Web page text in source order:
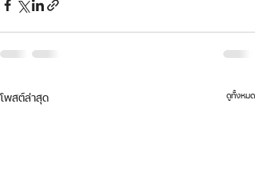
โพสต์ล่าสุด ดูทั้งหมด